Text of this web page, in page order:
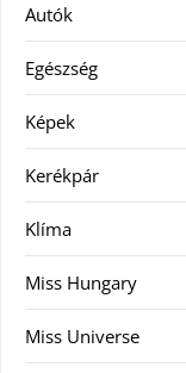
Autók
Egészség
Képek
Kerékpár
Klíma
Miss Hungary
Miss Universe